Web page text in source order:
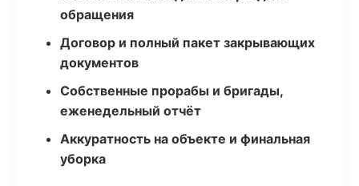
обращения
Договор и полный пакет закрывающих
документов
Собственные прорабы и бригады,
еженедельный отчёт
Аккуратность на объекте и финальная
уборка